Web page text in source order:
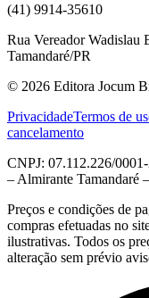
(41) 9914-35610
Rua Vereador Wadislau
Tamandaré/PR
© 2026 Editora Jocum
PrivacidadeTermos de
cancelamento
CNPJ: 07.112.226/
– Almirante Tamandaré
Preços e condições de
compras efetuadas no
ilustrativas. Todos os
alteração sem prévio